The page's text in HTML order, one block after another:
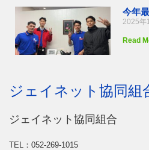
今年
2025年
Read
ジェイネット協同組
ジェイネット協同組合
TEL：052-269-1015